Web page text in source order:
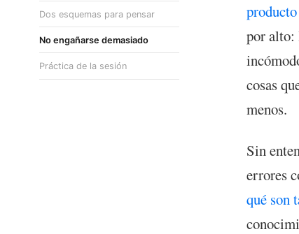
Dos esquemas para pensar
No engañarse demasiado
Práctica de la sesión
por alto:
cosas
menos.
Sin
errores
qué son